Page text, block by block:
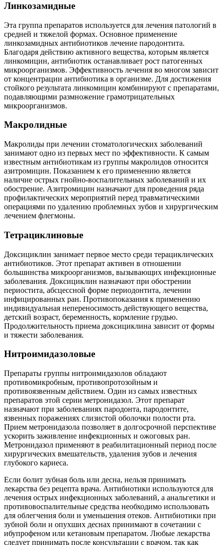
Линкозамидные
Эта группа препаратов используется для лечения патологий в
средней и тяжелой формах. Основное применение
линкозамидных антибиотиков лечение пародонтита.
Благодаря действию активного вещества, которым является
линкомицин, антибиотик останавливает рост патогенных
микроорганизмов. Эффективность лечения во многом зависит
от концентрации антибиотика в организме. Для достижения
стойкого результата линкомицин комбинируют с препаратами,
подавляющими размножение грамотрицательных
микроорганизмов.
Макролидные
Макролиды при лечении стоматологических заболеваний
занимают одно из первых мест по эффективности. К самым
известным антибиотикам из группы макролидов относится
азитромицин. Показанием к его применению является
наличие острых гнойно-воспалительных заболеваний и их
обострение. Азитромицин назначают для проведения ряда
профилактических мероприятий перед травматическими
операциями по удалению проблемных зубов и хирургическим
лечением флегмоны.
Тетрациклиновые
Доксициклин занимает первое место среди терациклических
антибиотиков. Этот препарат активен в отношении
большинства микроорганизмов, вызывающих инфекционные
заболевания. Доксициклин назначают при обострении
периостита, абсцессной форме периодонтита, лечении
инфицированных ран. Противопоказания к применению
индивидуальная непереносимость действующего вещества,
детский возраст, беременность, кормление грудью.
Продолжительность приема доксициклина зависит от формы
и тяжести заболевания.
Нитроимидазоловые
Препараты группы нитроимидазолов обладают
противомикробным, противопротозойным и
противоязвенным действием. Один из самых известных
препаратов этой серии метронидазол. Этот препарат
назначают при заболеваниях пародонта, пародонтите,
язвенных поражениях слизистой оболочки полости рта.
Прием метронидазола позволяет в долгосрочной перспективе
ускорить заживление инфекционных и ожоговых ран.
Метронидазол применяют в реабилитационный период после
хирургических вмешательств, удаления зубов и лечения
глубокого кариеса.
Если болит зубная боль или десна, нельзя принимать
лекарства без рецепта врача. Антибиотики используются для
лечения острых инфекционных заболеваний, а анальгетики и
противовоспалительные средства необходимо использовать
для облегчения боли и уменьшения отеков. Антибиотики при
зубной боли и опухших деснах принимают в сочетании с
ибупрофеном или кетановым препаратом. Любые лекарства
следует принимать после консультации с врачом, так как